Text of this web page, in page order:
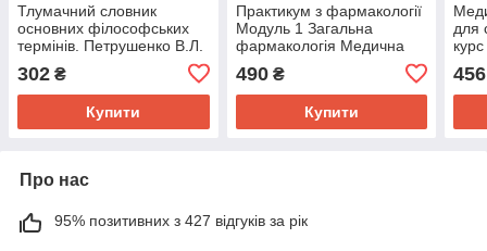
Тлумачний словник
основних філософських
термінів. Петрушенко В.Л.
302 ₴
Купити
Практикум з фармакології
Модуль 1 Загальна
фармакологія Медична
засоби Для студентів
спец. 221 Стоматологія
490₴
Купити
для
456
Про нас
95% позитивних з 427 відгуків за рік